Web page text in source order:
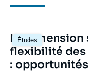
Études
Image
principale
La
flexibilité des
: